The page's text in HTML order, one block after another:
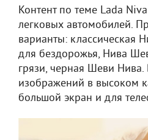
Контент по теме Lada
легковых автомобилей.
варианты: классическая
для бездорожья, Нива
грязи, черная Шеви Нива.
изображений в высоком
большой экран и для